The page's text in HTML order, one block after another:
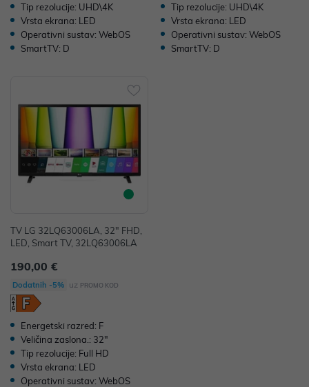
Tip rezolucije: UHD\4K
Vrsta ekrana: LED
Operativni sustav: WebOS
SmartTV: D
Tip rezolucije: UHD\4K
Vrsta ekrana: LED
Operativni sustav: WebOS
SmartTV: D
TV LG 32LQ63006LA, 32" FHD,
LED, Smart TV, 32LQ63006LA
190,00 €
Dodatnih -5% uz PROMO KOD
Energetski razred: F
Veličina zaslona.: 32"
Tip rezolucije: Full HD
Vrsta ekrana: LED
Operativni sustav: WebOS